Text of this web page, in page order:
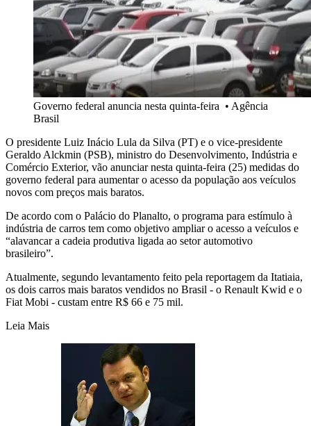
Governo federal anuncia nesta quinta-feira • Agência
Brasil
O presidente Luiz Inácio Lula da Silva (PT) e o vice-presidente
Geraldo Alckmin (PSB), ministro do Desenvolvimento, Indústria e
Comércio Exterior, vão anunciar nesta quinta-feira (25) medidas do
governo federal para aumentar o acesso da população aos veículos
novos com preços mais baratos.
De acordo com o Palácio do Planalto, o programa para estímulo à
indústria de carros tem como objetivo ampliar o acesso a veículos e
“alavancar a cadeia produtiva ligada ao setor automotivo
brasileiro”.
Atualmente, segundo levantamento feito pela reportagem da Itatiaia,
os dois carros mais baratos vendidos no Brasil - o Renault Kwid e o
Fiat Mobi - custam entre R$ 66 e 75 mil.
Leia Mais